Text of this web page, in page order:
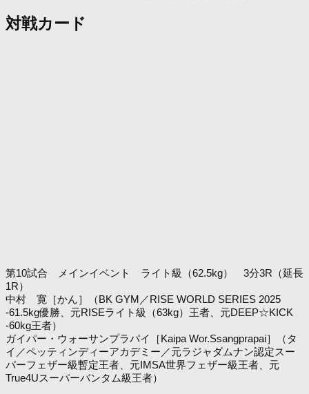
対戦カード
第10試合 メインイベント ライト級（62.5kg） 3分3R（延長
1R）
中村 寛［かん］（BK GYM／RISE WORLD SERIES 2025
-61.5kg優勝、元RISEライト級（63kg）王者、元DEEP☆KICK
-60kg王者）
ガイパー・ウォーサンプラパイ［Kaipa Wor.Ssangprapai］（タ
イ／ペッティンディーアカデミー／元ラジャダムナン認定スー
パーフェザー級暫定王者、元IMSA世界フェザー級王者、元
True4Uスーパーバンタム級王者）